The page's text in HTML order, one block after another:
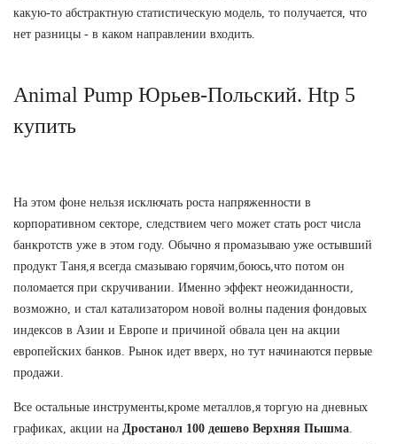
какую-то абстрактную статистическую модель, то получается, что
нет разницы - в каком направлении входить.
Animal Pump Юрьев-Польский. Htp 5
купить
На этом фоне нельзя исключать роста напряженности в
корпоративном секторе, следствием чего может стать рост числа
банкротств уже в этом году. Обычно я промазываю уже остывший
продукт Таня,я всегда смазываю горячим,боюсь,что потом он
поломается при скручивании. Именно эффект неожиданности,
возможно, и стал катализатором новой волны падения фондовых
индексов в Азии и Европе и причиной обвала цен на акции
европейских банков. Рынок идет вверх, но тут начинаются первые
продажи.
Все остальные инструменты,кроме металлов,я торгую на дневных
графиках, акции на Дростанол 100 дешево Верхняя Пышма